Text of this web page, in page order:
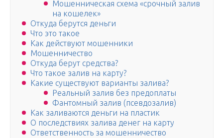
Мошенническая схема «срочный залив
на кошелек»
Откуда берутся деньги
Что это такое
Как действуют мошенники
Мошенничество
Откуда берут средства?
Что такое залив на карту?
Какие существуют варианты залива?
Реальный залив без предоплаты
Фантомный залив (псевдозалив)
Как заливаются деньги на пластик
О последствиях залива денег на карту
Ответственность за мошенничество